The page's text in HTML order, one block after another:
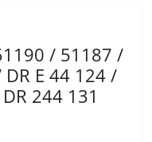
/ 51187 /
E 44 124 /
244 131